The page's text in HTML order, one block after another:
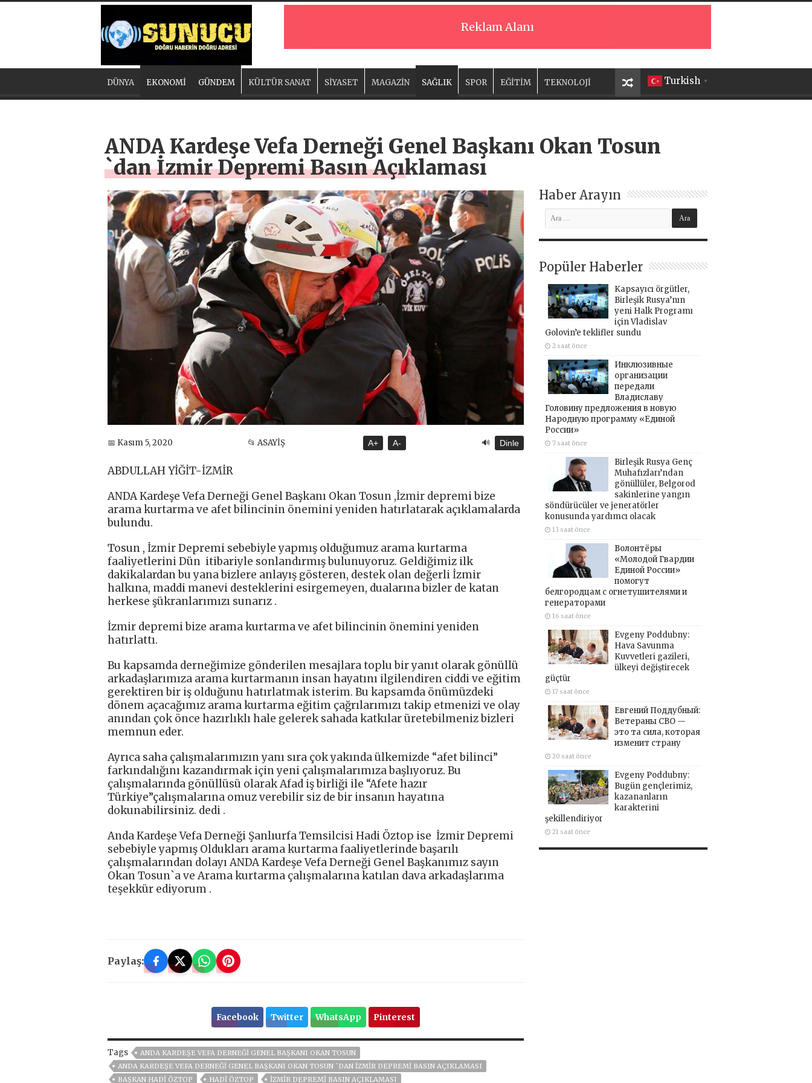
Reklam Alanı
Turkish ▼
DÜNYA EKONOMİ GÜNDEM KÜLTÜR SANAT SİYASET MAGAZİN SAĞLIK SPOR EĞİTİM TEKNOLOJİ
ANDA Kardeşe Vefa Derneği Genel Başkanı Okan Tosun
`dan İzmir Depremi Basın Açıklaması
📅 Kasım 5, 2020 📂 ASAYİŞ A+ A- 🔊 Dinle
ABDULLAH YİĞİT-İZMİR
ANDA Kardeşe Vefa Derneği Genel Başkanı Okan Tosun ,İzmir depremi bize
arama kurtarma ve afet bilincinin önemini yeniden hatırlatarak açıklamalarda
bulundu.
Tosun , İzmir Depremi sebebiyle yapmış olduğumuz arama kurtarma
faaliyetlerini Dün itibariyle sonlandırmış bulunuyoruz. Geldiğimiz ilk
dakikalardan bu yana bizlere anlayış gösteren, destek olan değerli İzmir
halkına, maddi manevi desteklerini esirgemeyen, dualarına bizler de katan
herkese şükranlarımızı sunarız .
İzmir depremi bize arama kurtarma ve afet bilincinin önemini yeniden
hatırlattı.
Bu kapsamda derneğimize gönderilen mesajlara toplu bir yanıt olarak gönüllü
arkadaşlarımıza arama kurtarmanın insan hayatını ilgilendiren ciddi ve eğitim
gerektiren bir iş olduğunu hatırlatmak isterim. Bu kapsamda önümüzdeki
dönem açacağımız arama kurtarma eğitim çağrılarımızı takip etmenizi ve olay
anından çok önce hazırlıklı hale gelerek sahada katkılar üretebilmeniz bizleri
memnun eder.
Ayrıca saha çalışmalarımızın yanı sıra çok yakında ülkemizde “afet bilinci”
farkındalığını kazandırmak için yeni çalışmalarımıza başlıyoruz. Bu
çalışmalarında gönüllüsü olarak Afad iş birliği ile “Afete hazır
Türkiye”çalışmalarına omuz verebilir siz de bir insanın hayatına
dokunabilirsiniz. dedi .
Anda Kardeşe Vefa Derneği Şanlıurfa Temsilcisi Hadi Öztop ise İzmir Depremi
sebebiyle yapmış Oldukları arama kurtarma faaliyetlerinde başarılı
çalışmalarından dolayı ANDA Kardeşe Vefa Derneği Genel Başkanımız sayın
Okan Tosun`a ve Arama kurtarma çalışmalarına katılan dava arkadaşlarıma
teşekkür ediyorum .
Paylaş:
Facebook Twitter WhatsApp Pinterest
Tags
ANDA KARDEŞE VEFA DERNEĞI GENEL BAŞKANI OKAN TOSUN
ANDA KARDEŞE VEFA DERNEĞI GENEL BAŞKANI OKAN TOSUN `DAN İZMIR DEPREMI BASIN AÇIKLAMASI
BAŞKAN HADİ ÖZTOP
HADI ÖZTOP İZMIR DEPREMI BASIN AÇIKLAMASI
Haber Arayın
Popüler Haberler
Kapsayıcı örgütler,
Birleşik Rusya’nın
yeni Halk Programı
için Vladislav
Golovin’e teklifler sundu
2 saat önce
Инклюзивные
организации
передали
Владиславу
Головину предложения в новую
Народную программу «Единой
России»
7 saat önce
Birleşik Rusya Genç
Muhafızları’ndan
gönüllüler, Belgorod
sakinlerine yangın
söndürücüler ve jeneratörler
konusunda yardımcı olacak
13 saat önce
Волонтёры
«Молодой Гвардии
Единой России»
помогут
белгородцам с огнетушителями и
генераторами
16 saat önce
Evgeny Poddubny:
Hava Savunma
Kuvvetleri gazileri,
ülkeyi değiştirecek
güçtür
17 saat önce
Евгений Поддубный:
Ветераны СВО —
это та сила, которая
изменит страну
20 saat önce
Evgeny Poddubny:
Bugün gençlerimiz,
kazananların
karakterini
şekillendiriyor
21 saat önce